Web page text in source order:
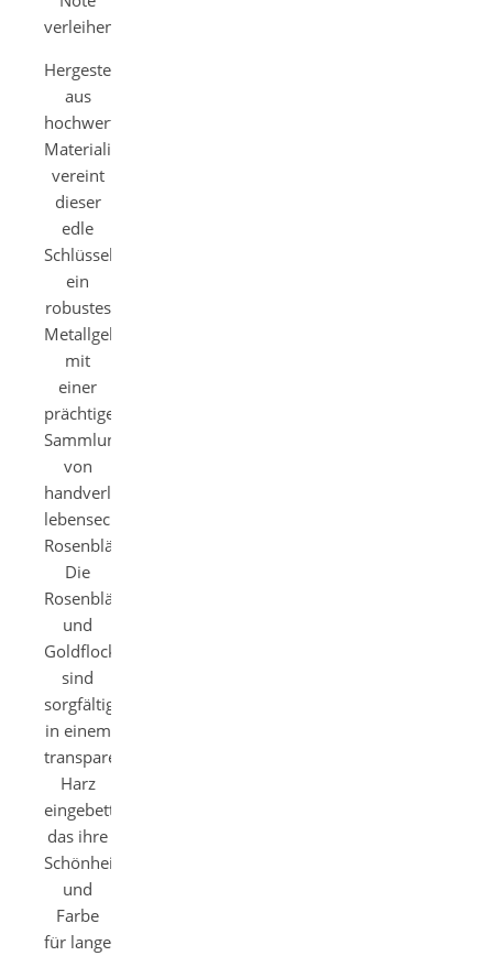
verleihen.
Hergestellt
aus
hochwertigen
Materialien,
vereint
dieser
edle
Schlüsselanhänger
ein
robustes
Metallgehäuse
mit
einer
prächtigen
Sammlung
von
handverlesenen,
lebensechten
Rosenblättern.
Die
Rosenblätter
und
Goldflocken
sind
sorgfältig
in einem
transparenten
Harz
eingebettet,
das ihre
Schönheit
und
Farbe
für lange